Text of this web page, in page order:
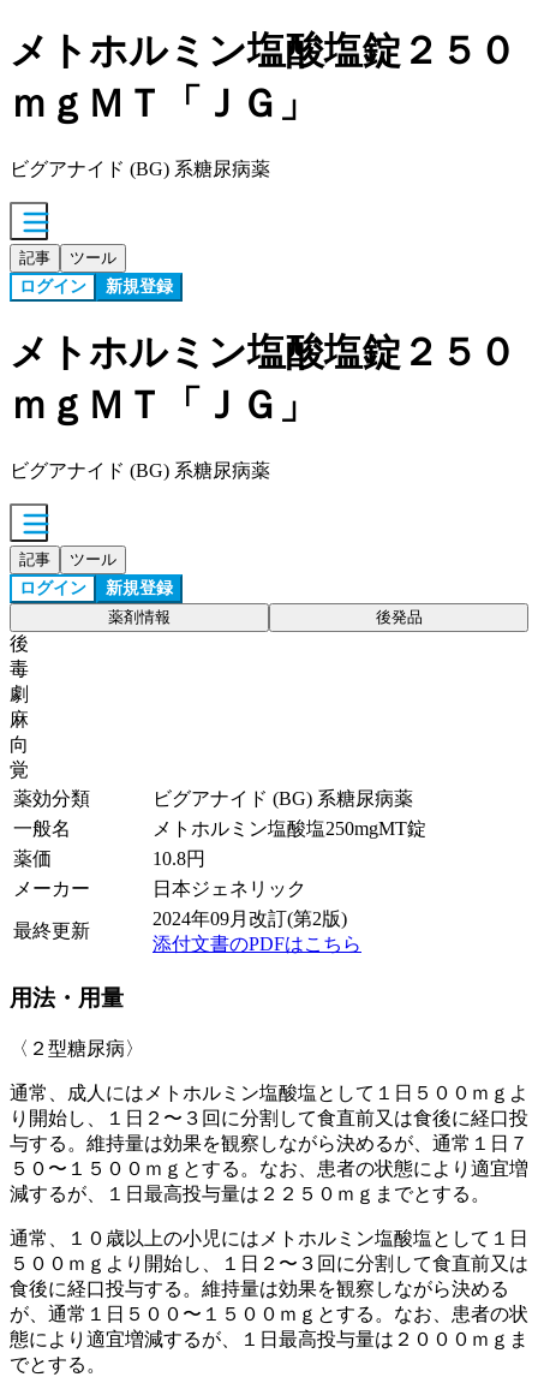
メトホルミン塩酸塩錠２５０
ｍｇＭＴ「ＪＧ」
ビグアナイド (BG) 系糖尿病薬
記事 ツール
ログイン 新規登録
メトホルミン塩酸塩錠２５０
ｍｇＭＴ「ＪＧ」
ビグアナイド (BG) 系糖尿病薬
記事 ツール
ログイン 新規登録
薬剤情報 後発品
後
毒
劇
麻
向
覚
薬効分類
ビグアナイド (BG) 系糖尿病薬
一般名
メトホルミン塩酸塩250mgMT錠
薬価
10.8円
メーカー
日本ジェネリック
最終更新
2024年09月改訂(第2版)
添付文書のPDFはこちら
用法・用量
〈２型糖尿病〉
通常、成人にはメトホルミン塩酸塩として１日５００ｍｇよ
り開始し、１日２〜３回に分割して食直前又は食後に経口投
与する。維持量は効果を観察しながら決めるが、通常１日７
５０〜１５００ｍｇとする。なお、患者の状態により適宜増
減するが、１日最高投与量は２２５０ｍｇまでとする。
通常、１０歳以上の小児にはメトホルミン塩酸塩として１日
５００ｍｇより開始し、１日２〜３回に分割して食直前又は
食後に経口投与する。維持量は効果を観察しながら決める
が、通常１日５００〜１５００ｍｇとする。なお、患者の状
態により適宜増減するが、１日最高投与量は２０００ｍｇま
でとする。